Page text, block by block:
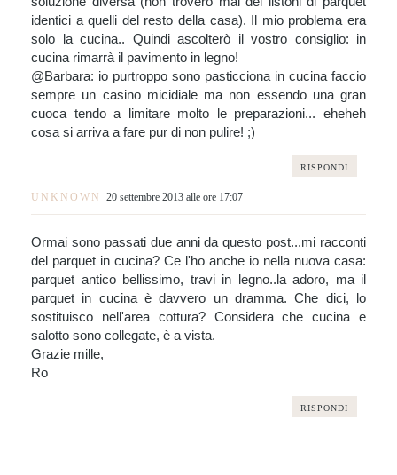
identici a quelli del resto della casa). Il mio problema era
solo la cucina.. Quindi ascolterò il vostro consiglio: in
cucina rimarrà il pavimento in legno!
@Barbara: io purtroppo sono pasticciona in cucina faccio
sempre un casino micidiale ma non essendo una gran
cuoca tendo a limitare molto le preparazioni... eheheh
cosa si arriva a fare pur di non pulire! ;)
RISPONDI
UNKNOWN 20 settembre 2013 alle ore 17:07
Ormai sono passati due anni da questo post...mi racconti
del parquet in cucina? Ce l'ho anche io nella nuova casa:
parquet antico bellissimo, travi in legno..la adoro, ma il
parquet in cucina è davvero un dramma. Che dici, lo
sostituisco nell'area cottura? Considera che cucina e
salotto sono collegate, è a vista.
Grazie mille,
Ro
RISPONDI